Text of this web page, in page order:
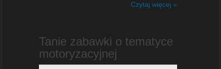
Czytaj więcej »
Tanie zabawki o tematyce
motoryzacyjnej